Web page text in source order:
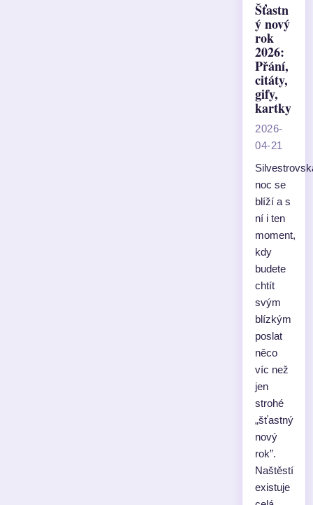
Šťastn
ý nový
rok
2026:
Přání,
citáty,
gify,
kartky
2026-
04-21
noc se
blíží a s
ní i ten
moment,
kdy
budete
chtít
svým
blízkým
poslat
něco
víc než
jen
strohé
„šťastný
nový
rok”.
Naštěstí
existuje